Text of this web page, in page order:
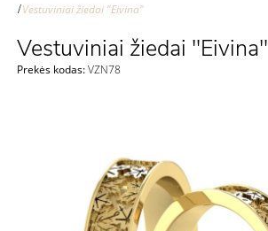
Vestuviniai žiedai "Eivina"
Vestuviniai žiedai "Eivina"
Prekės kodas:VZN78